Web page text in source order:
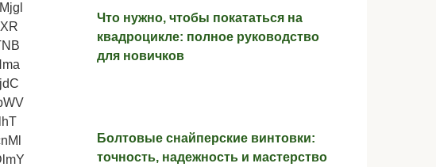
Что нужно, чтобы покататься на
квадроцикле: полное руководство
для новичков
Болтовые снайперские винтовки:
точность, надежность и мастерство